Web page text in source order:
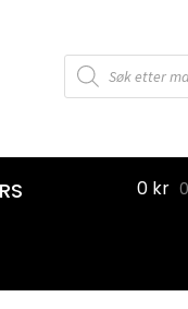
Products
search
0 kr